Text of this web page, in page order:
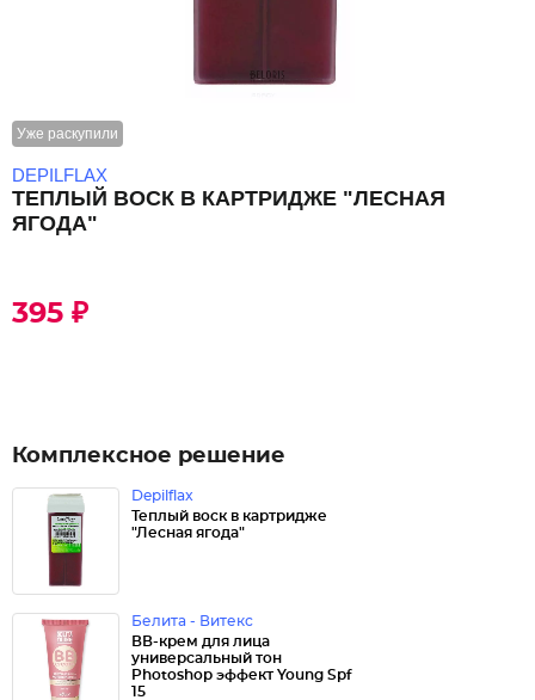
Уже раскупили
DEPILFLAX
ТЕПЛЫЙ ВОСК В КАРТРИДЖЕ "ЛЕСНАЯ
ЯГОДА"
395 ₽
Комплексное решение
Depilflax
Теплый воск в картридже
"Лесная ягода"
Белита - Витекс
ВВ-крем для лица
универсальный тон
Photoshop эффект Young Spf
15